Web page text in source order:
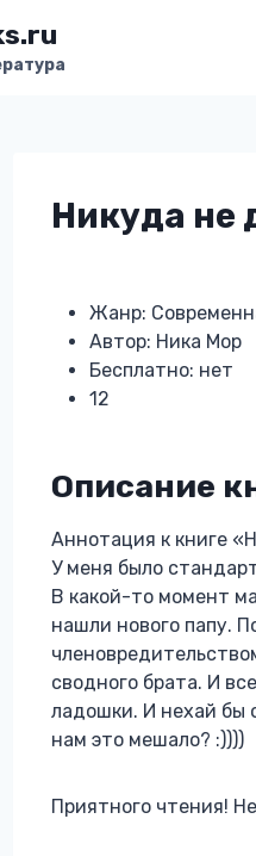
Никуда не
Жанр:
Автор: Ника Мор
Бесплатно: нет
12
Описание
Аннотация к книге
У меня было
В какой-то момент
нашли нового папу.
сводного брата. И
ладошки. И нехай бы
нам это мешало? :))))
Приятного чтения!